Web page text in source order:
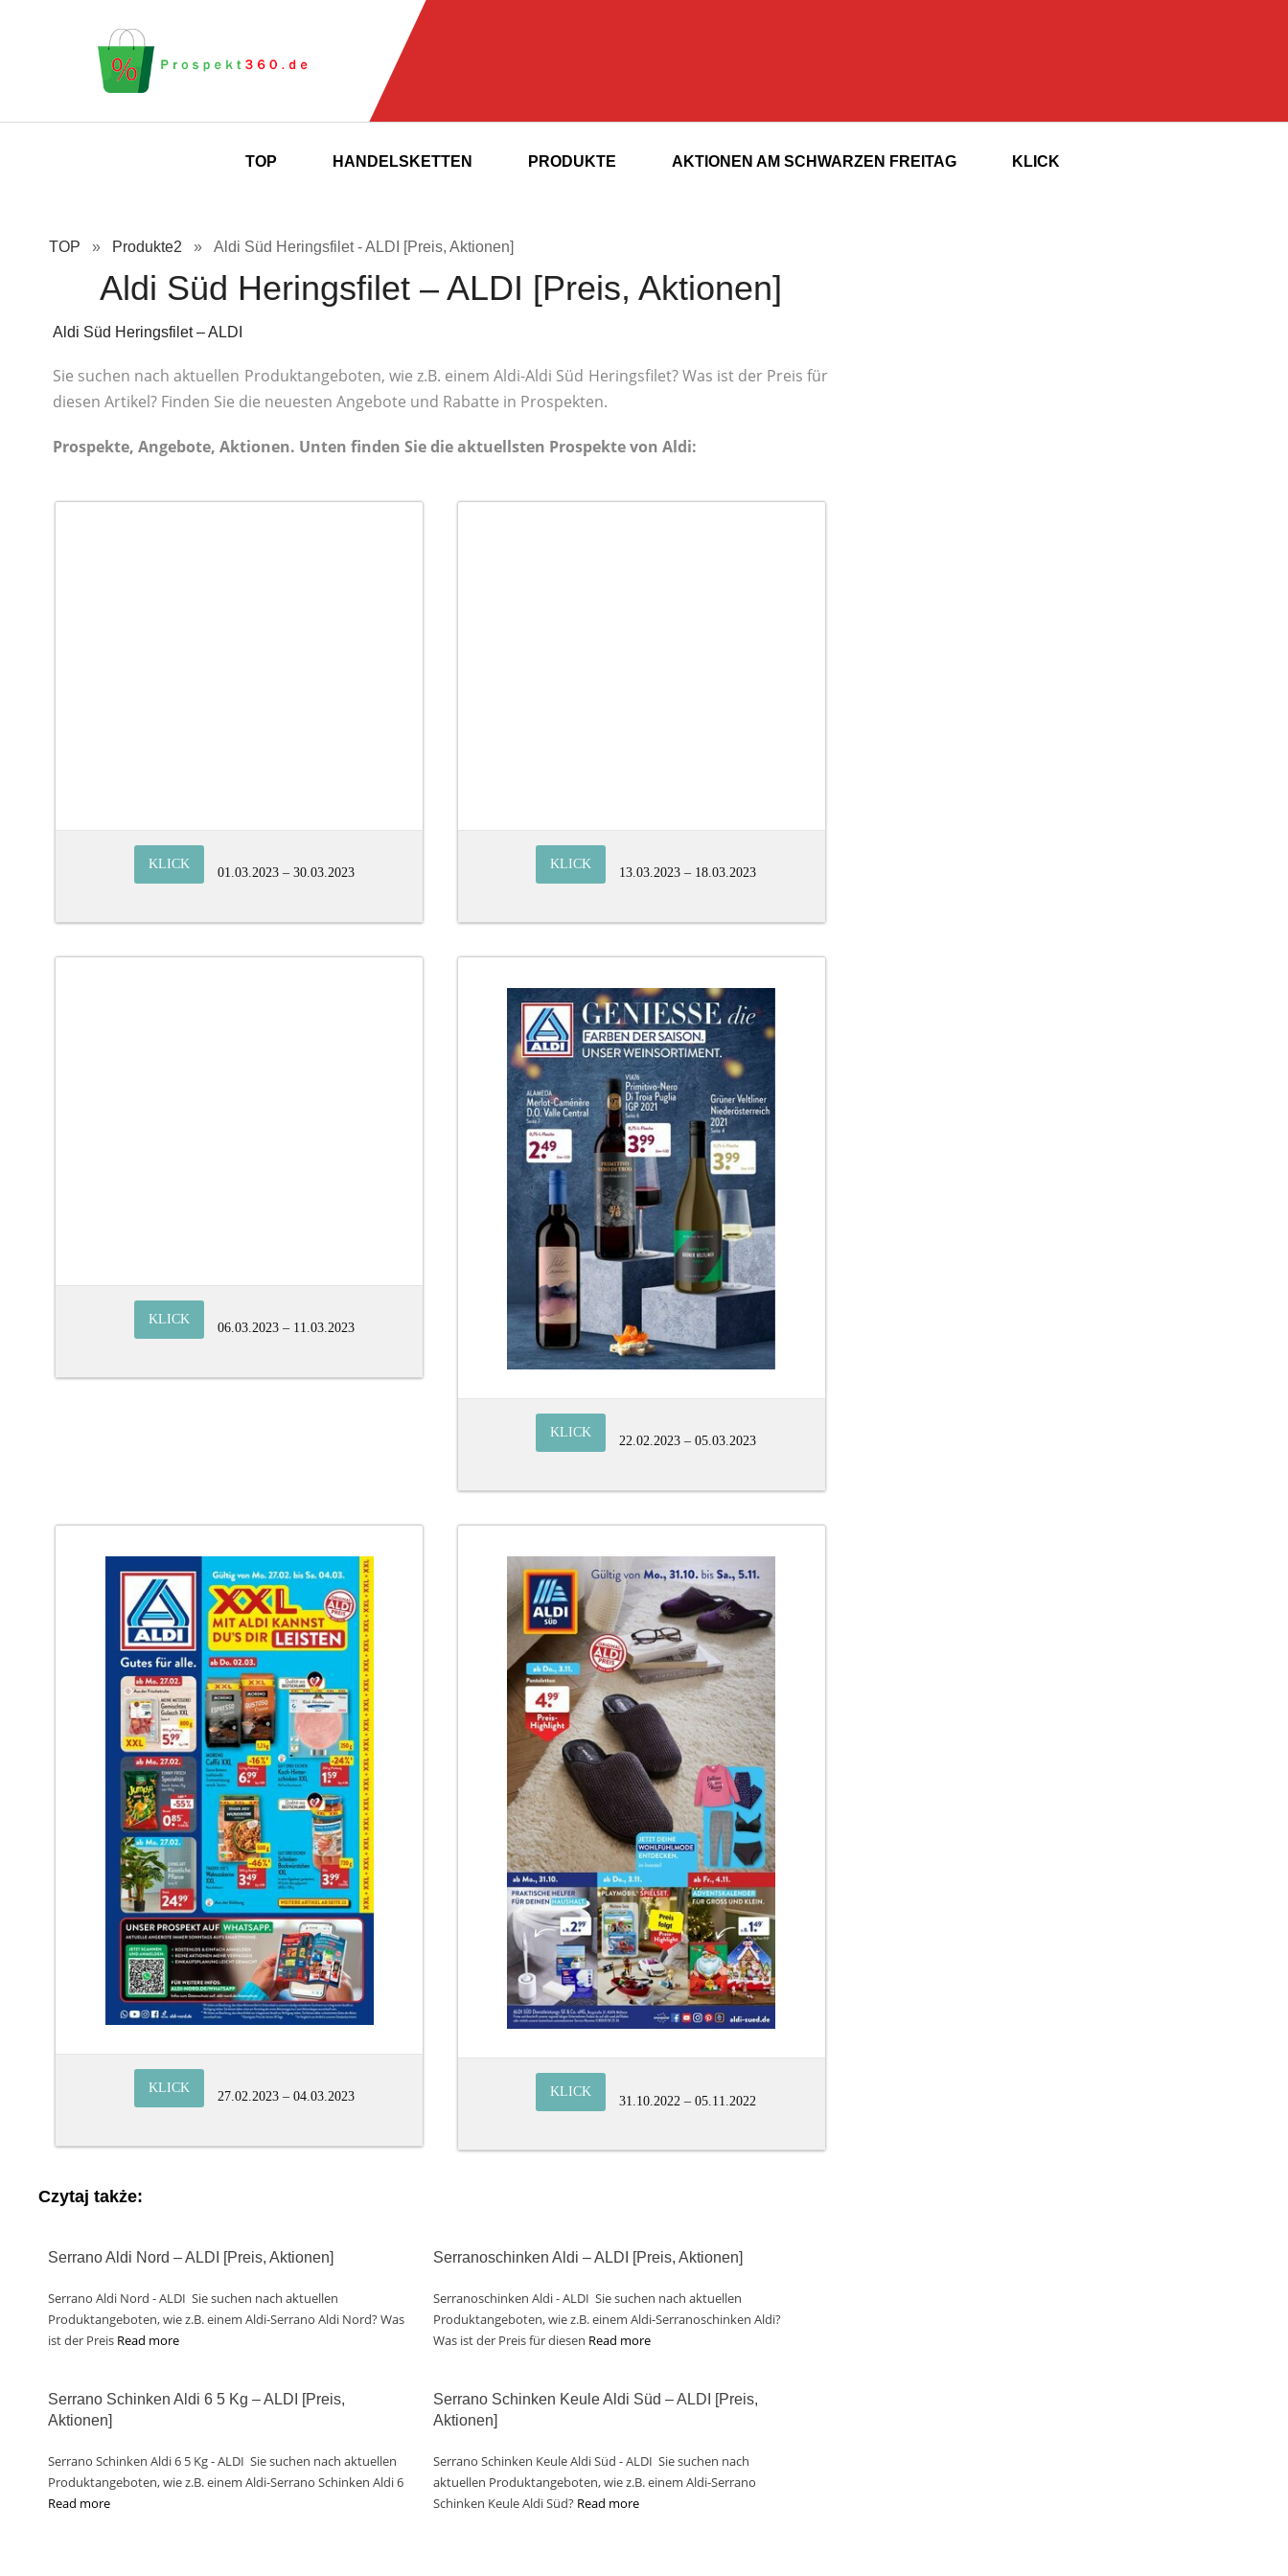
TOP HANDELSKETTEN PRODUKTE AKTIONEN AM SCHWARZEN FREITAG KLICK
TOP » Produkte2 » Aldi Süd Heringsfilet - ALDI [Preis, Aktionen]
Aldi Süd Heringsfilet – ALDI [Preis, Aktionen]
Aldi Süd Heringsfilet – ALDI
Sie suchen nach aktuellen Produktangeboten, wie z.B. einem Aldi-Aldi Süd Heringsfilet? Was ist der Preis für
diesen Artikel? Finden Sie die neuesten Angebote und Rabatte in Prospekten.
Prospekte, Angebote, Aktionen. Unten finden Sie die aktuellsten Prospekte von Aldi:
KLICK
01.03.2023 – 30.03.2023
KLICK
13.03.2023 – 18.03.2023
KLICK
06.03.2023 – 11.03.2023
KLICK
22.02.2023 – 05.03.2023
KLICK
27.02.2023 – 04.03.2023 KLICK
31.10.2022 – 05.11.2022
Czytaj także:
Serrano Aldi Nord – ALDI [Preis, Aktionen]
Serrano Aldi Nord - ALDI Sie suchen nach aktuellen
Produktangeboten, wie z.B. einem Aldi-Serrano Aldi Nord? Was
ist der Preis Read more
Serranoschinken Aldi – ALDI [Preis, Aktionen]
Serranoschinken Aldi - ALDI Sie suchen nach aktuellen
Produktangeboten, wie z.B. einem Aldi-Serranoschinken Aldi?
Was ist der Preis für diesen Read more
Serrano Schinken Aldi 6 5 Kg – ALDI [Preis,
Aktionen]
Serrano Schinken Aldi 6 5 Kg - ALDI Sie suchen nach aktuellen
Produktangeboten, wie z.B. einem Aldi-Serrano Schinken Aldi 6
Read more
Serrano Schinken Keule Aldi Süd – ALDI [Preis,
Aktionen]
Serrano Schinken Keule Aldi Süd - ALDI Sie suchen nach
aktuellen Produktangeboten, wie z.B. einem Aldi-Serrano
Schinken Keule Aldi Süd? Read more